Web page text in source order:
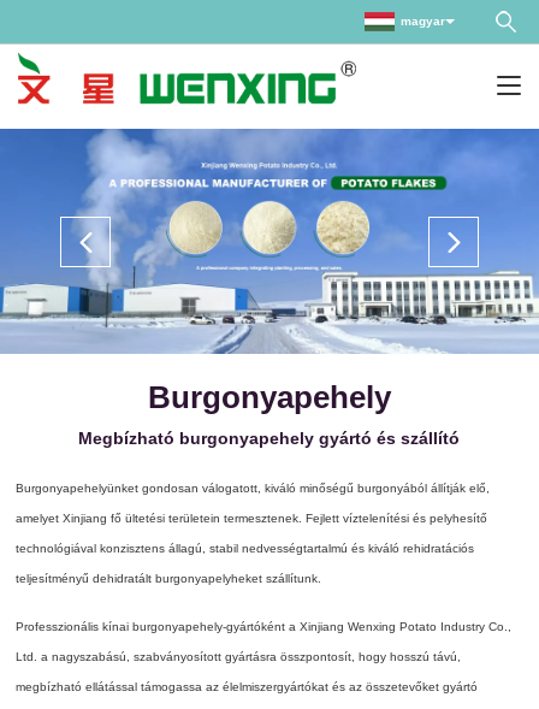
magyar
Burgonyapehely
Megbízható burgonyapehely gyártó és szállító
Burgonyapehelyünket gondosan válogatott, kiváló minőségű burgonyából állítják elő,
amelyet Xinjiang fő ültetési területein termesztenek. Fejlett víztelenítési és pelyhesítő
technológiával konzisztens állagú, stabil nedvességtartalmú és kiváló rehidratációs
teljesítményű dehidratált burgonyapelyheket szállítunk.
Professzionális kínai burgonyapehely-gyártóként a Xinjiang Wenxing Potato Industry Co.,
Ltd. a nagyszabású, szabványosított gyártásra összpontosít, hogy hosszú távú,
megbízható ellátással támogassa az élelmiszergyártókat és az összetevőket gyártó